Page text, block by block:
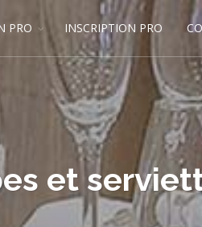
PRO INSCRIPTION PRO
et